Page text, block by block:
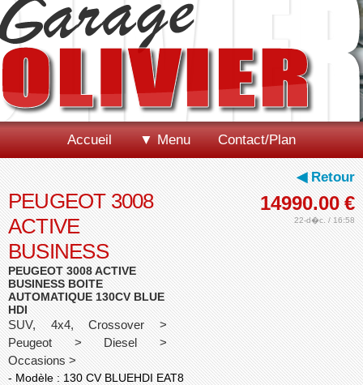
Accueil ▼ Menu Contact/Plan
◀ Retour
14990.00 €
22-d�c. / 16:58
PEUGEOT 3008
ACTIVE
BUSINESS
PEUGEOT 3008 ACTIVE
BUSINESS BOITE
AUTOMATIQUE 130CV BLUE
HDI
SUV, 4x4, Crossover >
Peugeot > Diesel >
Occasions >
- Modèle : 130 CV BLUEHDI EAT8